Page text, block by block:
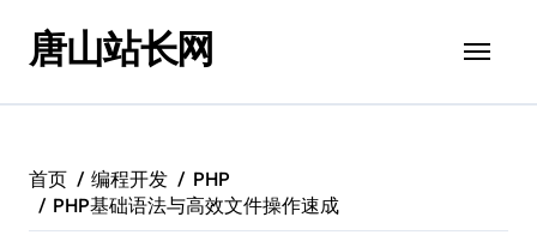
唐山站长网
首页 编程开发
PHP
PHP基础语法与高效文件操作速成